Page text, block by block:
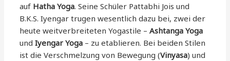
auf Hatha Yoga. Seine Schüler Pattabhi Jois und
B.K.S. Iyengar trugen wesentlich dazu bei, zwei der
heute weitverbreiteten Yogastile –Ashtanga Yoga
undIyengar Yoga – zu etablieren. Bei beiden Stilen
ist die Verschmelzung von Bewegung (Vinyasa) und